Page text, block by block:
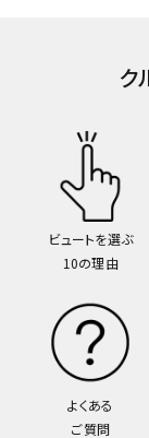
ク
ビュートを選ぶ
10の理由
よくある
ご質問